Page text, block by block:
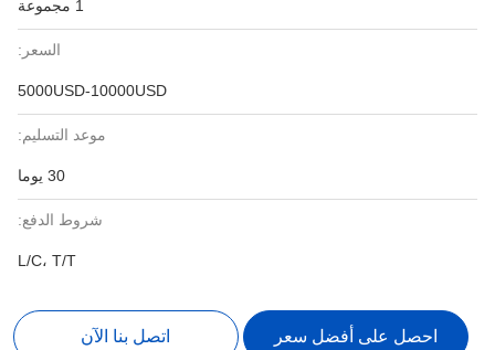
السعر:
5000USD-10000USD
موعد التسليم:
30 يوما
شروط الدفع:
L/C، T/T
احصل على أفضل سعر اتصل بنا الآن